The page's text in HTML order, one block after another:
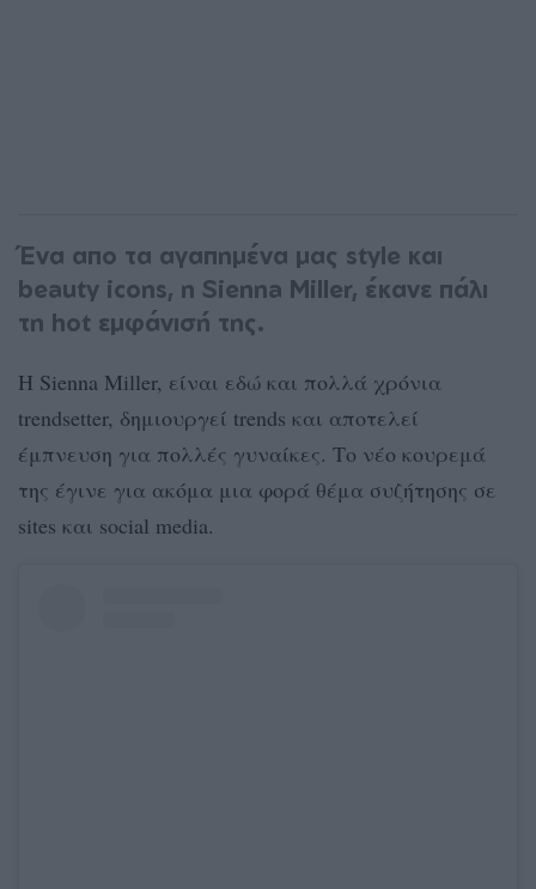
Ένα απο τα αγαπημένα μας style και
beauty icons, η Sienna Miller, έκανε πάλι
τη hot εμφάνισή της.
Η Sienna Miller, είναι εδώ και πολλά χρόνια
trendsetter, δημιουργεί trends και αποτελεί
έμπνευση για πολλές γυναίκες. Το νέο κουρεμά
της έγινε για ακόμα μια φορά θέμα συζήτησης σε
sites και social media.